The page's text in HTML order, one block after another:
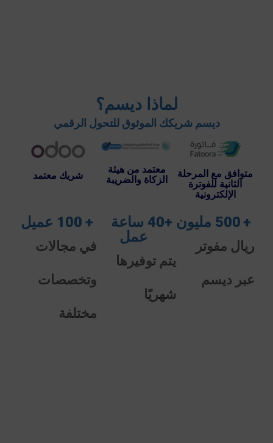
لماذا ديسم؟
ديسم شريكك الموثوق للتحول الرقمي
متوافق مع المرحلة
الثانية للفوترة
الإلكترونية
معتمد من هيئة
الزكاة والضريبة
شريك معتمد
ريال مفوتر
عبر ديسم
500
يتم توفيرها
شهريًا
40
عمل
في مجالات
وتخصصات
مختلفة
100